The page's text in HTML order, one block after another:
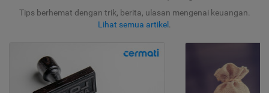
Tips berhemat dengan trik, berita, ulasan mengenai keuangan.
Lihat semua artikel .